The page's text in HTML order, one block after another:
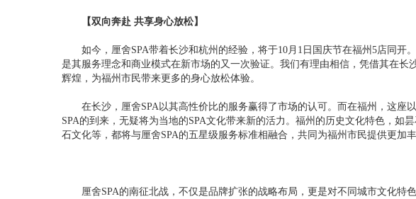
【双向奔赴 共享身心放松】
如今，厘舍SPA带着长沙和杭州的经验，将于10月1日国庆节在福州5店同开
是其服务理念和商业模式在新市场的又一次验证。我们有理由相信，凭借其在长
辉煌，为福州市民带来更多的身心放松体验。
在长沙，厘舍SPA以其高性价比的服务赢得了市场的认可。而在福州，这座
SPA的到来，无疑将为当地的SPA文化带来新的活力。福州的历史文化特色，如
石文化等，都将与厘舍SPA的五星级服务标准相融合，共同为福州市民提供更加
厘舍SPA的南征北战，不仅是品牌扩张的战略布局，更是对不同城市文化特